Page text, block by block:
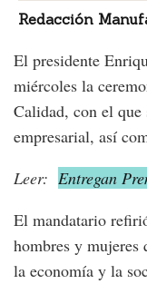
Redacción
El presidente
miércoles la
Calidad, con el
empresarial, así
Leer: Entregan
El mandatario
hombres y mujeres
la economía y la